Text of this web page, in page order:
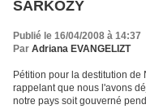
SARKOZY
Publié le 16/04/2008 à 14:37
Par Adriana EVANGELIZT
Pétition pour la destitution de
rappelant que nous l'avons
notre pays soit gouverné